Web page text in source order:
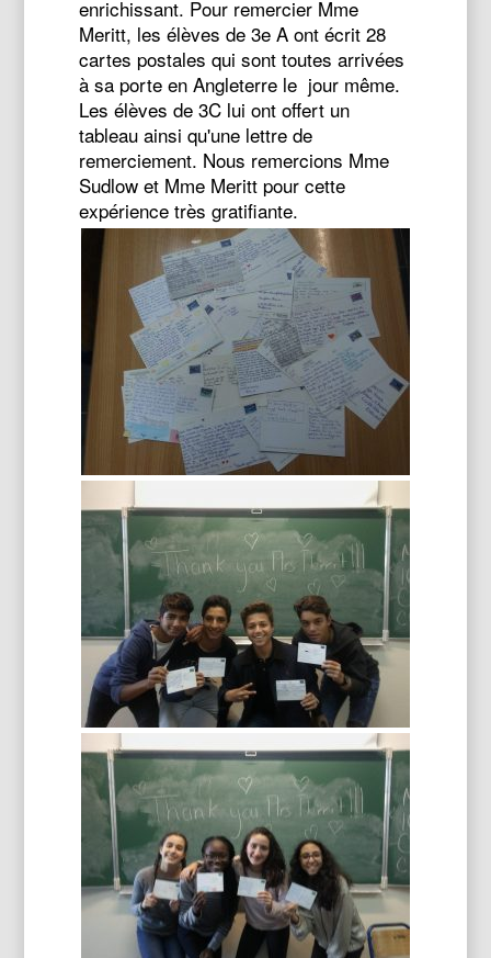
enrichissant. Pour remercier Mme
Meritt, les élèves de 3e A ont écrit 28
cartes postales qui sont toutes arrivées
à sa porte en Angleterre le jour même.
Les élèves de 3C lui ont offert un
tableau ainsi qu'une lettre de
remerciement. Nous remercions Mme
Sudlow et Mme Meritt pour cette
expérience très gratifiante.